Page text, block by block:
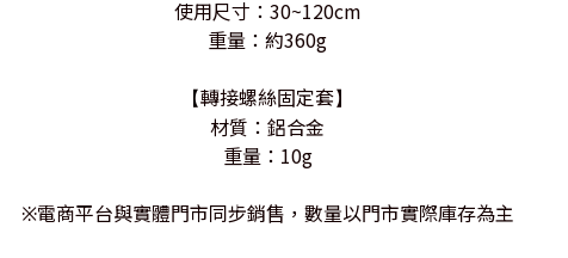
使用尺寸：30~120cm
重量：約360g
【轉接螺絲固定套】
材質：鋁合金
重量：10g
※電商平台與實體門市同步銷售，數量以門市實際庫存為主